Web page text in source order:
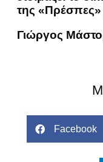
της «Πρέσπες»
Γιώργος
Facebook